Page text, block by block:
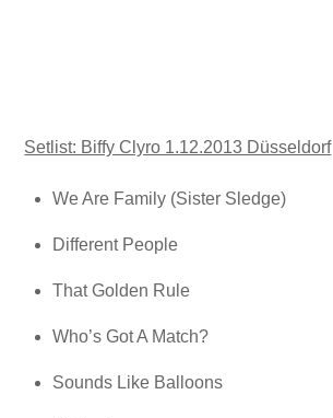
Setlist: Biffy Clyro 1.12.2013 Düsseldorf
We Are Family (Sister Sledge)
Different People
That Golden Rule
Who’s Got A Match?
Sounds Like Balloons